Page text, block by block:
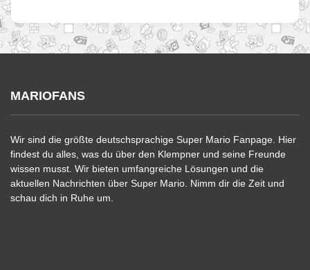
MARIOFANS
Wir sind die größte deutschsprachige Super Mario Fanpage. Hier
findest du alles, was du über den Klempner und seine Freunde
wissen musst. Wir bieten umfangreiche Lösungen und die
aktuellen Nachrichten über Super Mario. Nimm dir die Zeit und
schau dich in Ruhe um.